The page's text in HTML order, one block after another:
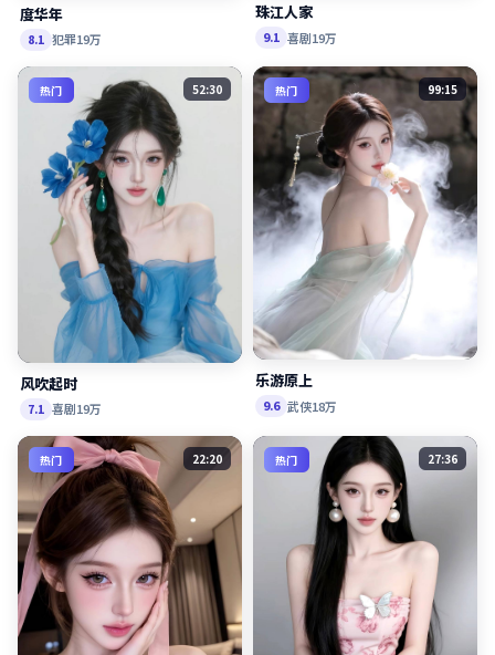
度华年
8.1 犯罪19万
珠江人家
9.1 喜剧19万
热门 52:30
风吹起时
7.1 喜剧19万
热门 99:15
乐游原上
9.6 武侠18万
热门 22:20 热门 27:36